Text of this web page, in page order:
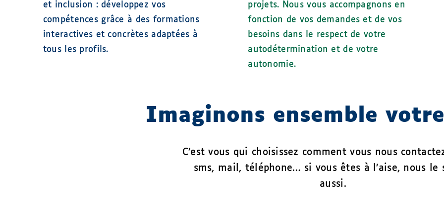
et inclusion : développez vos
compétences grâce à des formations
interactives et concrètes adaptées à
tous les profils.
projets. Nous vous accompagnons en
fonction de vos demandes et de vos
besoins dans le respect de votre
autodétermination et de votre
autonomie.
Imaginons ensemble
C’est vous qui choisissez comment vous nous
sms, mail, téléphone… si vous êtes à l’aise, nous le
aussi.